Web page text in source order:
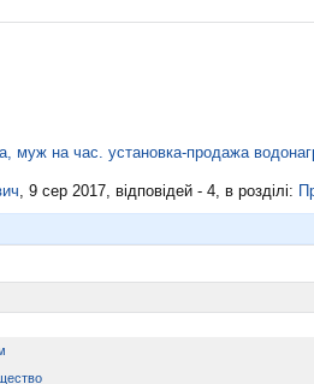
муж на час. установка-продажа
, 9 сер 2017, відповідей - 4, в розділі: